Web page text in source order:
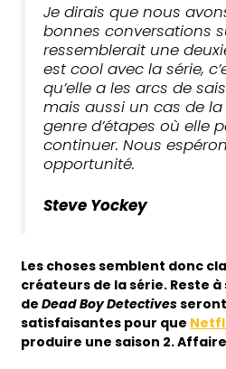
Je dirais que nous
bonnes conversations
ressemblerait une
est cool avec la série,
qu’elle a les arcs de
mais aussi un cas de
genre d’étapes où elle
continuer. Nous
opportunité.
Steve Yockey
Les choses semblent donc
créateurs de la série. Reste
de Dead Boy Detectives
satisfaisantes pour que
produire une saison 2.